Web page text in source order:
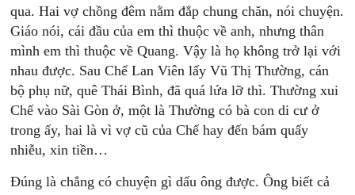
qua. Hai vợ chồng đêm nằm đắp chung chăn, nói chuyện.
Giáo nói, cái đầu của em thì thuộc về anh, nhưng thân
mình em thì thuộc về Quang. Vậy là họ không trở lại với
nhau được. Sau Chế Lan Viên lấy Vũ Thị Thường, cán
bộ phụ nữ, quê Thái Bình, đã quá lứa lỡ thì. Thường xui
Chế vào Sài Gòn ở, một là Thường có bà con di cư ở
trong ấy, hai là vì vợ cũ của Chế hay đến bám quấy
nhiễu, xin tiền…
Đúng là chẳng có chuyện gì dấu ông được. Ông biết cả